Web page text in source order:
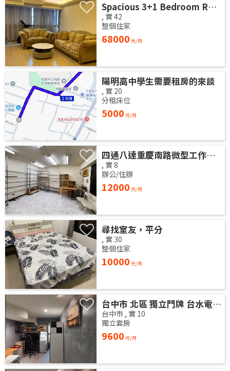
Spacious 3+1 Bedroom Residence | Songshan District | Taipei Arena MRTSpacious 42-Ping Designer Apartment | Near Taipei Arena MRT
, 實42
整個住家
68000 元/月
陽明高中學生需要租房的來談
, 實 20
分租床位
5000 元/月
四通八達重慶南路微型工作室/辦公室出租
, 實8
辦公/住辦
12000 元/月
尋找室友，平分
, 實 30
整個住家
10000 元/月
台中市 北區 獨立門牌 台水電 電梯大樓 位於14樓 權狀10坪 有獨立陽台通風採光好 獨曬獨洗 不會淋雨
台中市 , 實 10
獨立套房
9600 元/月